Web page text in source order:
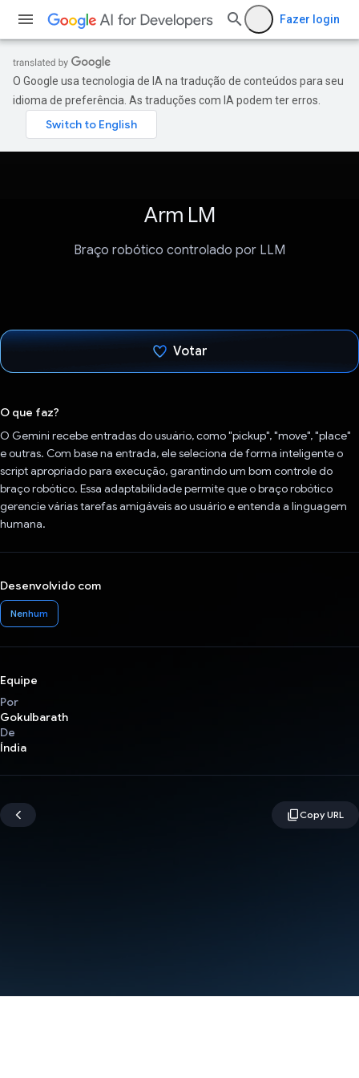
Fazer login
O Google usa tecnologia de IA na tradução de conteúdos para seu
idioma de preferência. As traduções com IA podem ter erros.
Arm LM
Braço robótico controlado por LLM
Votar
O que faz?
O Gemini recebe entradas do usuário, como "pickup", "move", "place"
e outras. Com base na entrada, ele seleciona de forma inteligente o
script apropriado para execução, garantindo um bom controle do
braço robótico. Essa adaptabilidade permite que o braço robótico
gerencie várias tarefas amigáveis ao usuário e entenda a linguagem
humana.
Desenvolvido com
Nenhum
Equipe
Por
Gokulbarath
De
Índia